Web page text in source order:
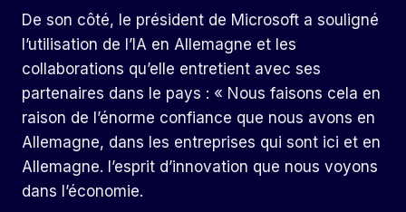
De son côté, le président de Microsoft a souligné
l’utilisation de l’IA en Allemagne et les
collaborations qu’elle entretient avec ses
partenaires dans le pays : « Nous faisons cela en
raison de l’énorme confiance que nous avons en
Allemagne, dans les entreprises qui sont ici et en
Allemagne. l’esprit d’innovation que nous voyons
dans l’économie.